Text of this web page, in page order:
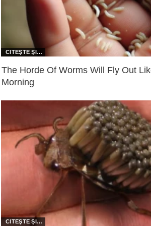
The Horde Of Worms Will Fly Out
Morning